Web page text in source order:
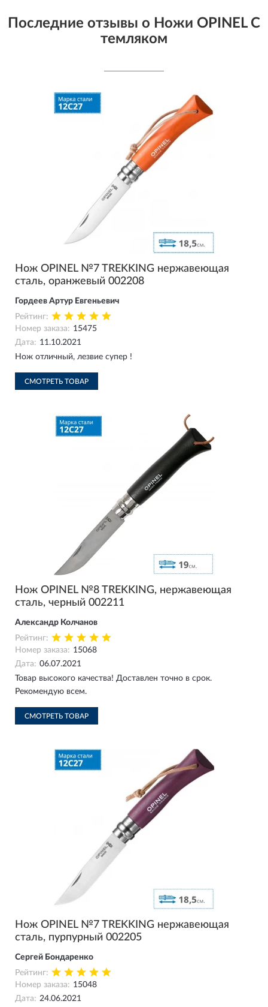
Последние отзывы о Ножи OPINEL С
темляком
Нож OPINEL №7 TREKKING нержавеющая
сталь, оранжевый 002208
Гордеев Артур Евгеньевич
Рейтинг:
Номер заказа: 15475
Дата: 11.10.2021
Нож отличный, лезвие супер !
СМОТРЕТЬ ТОВАР
Нож OPINEL №8 TREKKING, нержавеющая
сталь, черный 002211
Александр Колчанов
Рейтинг:
Номер заказа: 15068
Дата: 06.07.2021
Товар высокого качества! Доставлен точно в срок.
Рекомендую всем.
СМОТРЕТЬ ТОВАР
Нож OPINEL №7 TREKKING нержавеющая
сталь, пурпурный 002205
Сергей Бондаренко
Рейтинг:
Номер заказа: 15048
Дата: 24.06.2021